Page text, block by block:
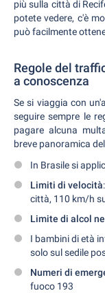
più sulla città di
potete vedere, c'è
può facilmente
Regole del
a conoscenza
Se si viaggia con
seguire sempre le
pagare alcuna
breve panoramica
In Brasile si
Limiti di velocità
città, 110 km/h
Limite di alcol
I bambini di età
solo sul sedile
Numeri di
fuoco 193